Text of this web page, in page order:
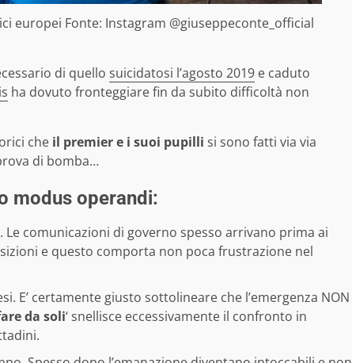
europei Fonte: Instagram @giuseppeconte_official
di quello suicidatosi l’agosto 2019 e caduto
ha dovuto fronteggiare fin da subito difficoltà non
che il premier e i suoi pupilli si sono fatti via via
di bomba…
modus operandi:
. Le comunicazioni di governo spesso arrivano prima ai
e questo comporta non poca frustrazione nel
E’ certamente giusto sottolineare che l’emergenza NON
da soli‘ snellisce eccessivamente il confronto in